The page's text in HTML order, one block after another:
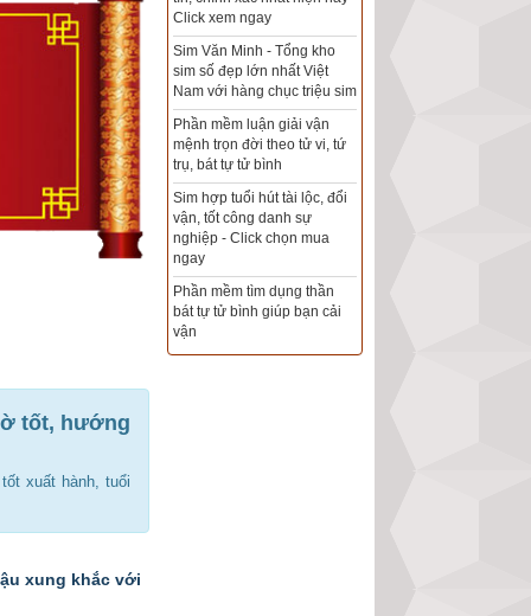
tốt, hướng
xuất hành, tuổi
xung khắc với
Sim hợp tuổi - Sim hợp
Xem bói sim phong thủy
theo khoa học tử vi, tứ trụ
chính xác nhất
Mua sim Thần tài, Thần tài
theo bạn! Giao sim miễn phí
Xem ngày đẹp - chọn ngày
tốt khởi sự theo kinh dịch
chính xác nhất
Tổng Kho Sim Năm sinh 0x -
9x - 8x -7x -6x giá rẻ nhất thị
trường - Click xem ngay